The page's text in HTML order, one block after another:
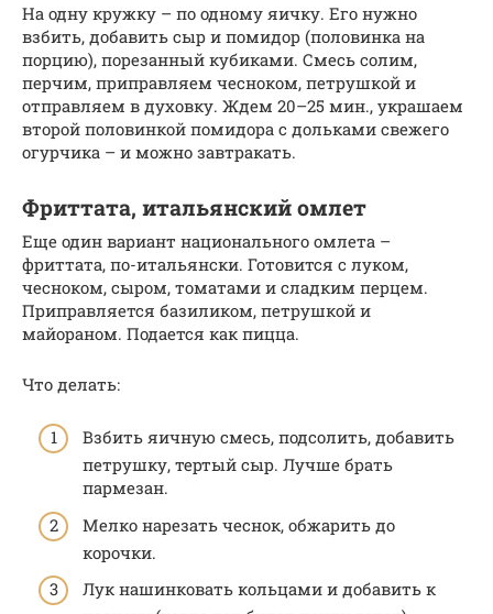
На одну кружку – по одному яичку. Его нужно
взбить, добавить сыр и помидор (половинка на
порцию), порезанный кубиками. Смесь солим,
перчим, приправляем чесноком, петрушкой и
отправляем в духовку. Ждем 20–25 мин., украшаем
второй половинкой помидора с дольками свежего
огурчика – и можно завтракать.
Фриттата, итальянский омлет
Еще один вариант национального омлета –
фриттата, по-итальянски. Готовится с луком,
чесноком, сыром, томатами и сладким перцем.
Приправляется базиликом, петрушкой и
майораном. Подается как пицца.
Что делать:
Взбить яичную смесь, подсолить, добавить
петрушку, тертый сыр. Лучше брать
пармезан.
Мелко нарезать чеснок, обжарить до
корочки.
Лук нашинковать кольцами и добавить к